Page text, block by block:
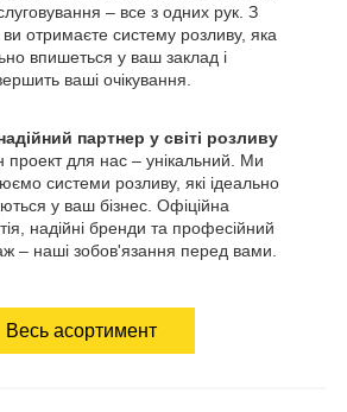
– все з одних рук. З
отримаєте систему розливу, яка
впишеться у ваш заклад і
ваші очікування.
партнер у світі розливу
проект для нас – унікальний. Ми
системи розливу, які ідеально
у ваш бізнес. Офіційна
надійні бренди та професійний
– наші зобов'язання перед вами.
Весь асортимент